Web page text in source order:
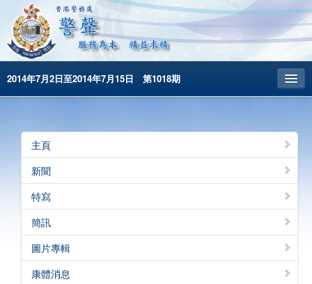
2014年7月2日至2014年7月15日 第1018期
昔日警聲
警務處主頁
简体版
English
主頁
新聞
特寫
簡訊
圖片專輯
康體消息